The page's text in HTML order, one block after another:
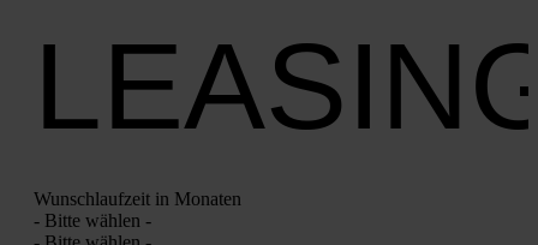
Wunsch­lauf­zeit in Mona­ten
- Bit­te wäh­len -